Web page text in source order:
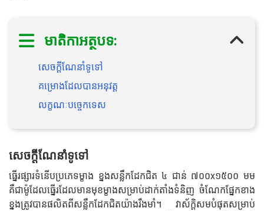
មាតិកាអត្ថបទ:
សេចក្តីណែនាំទូទៅ
គម្រោងដែលបានអនុវត្ត
លក្ខណៈបច្ចេកទេស
សេចក្តីណែនាំទូទៅ
ធ្នើរផ្សារទំនើបប្រភេទម្ខាង ខ្នងសន្លឹកដែកជិត ៤ ជាន់ ៧០០x១៥០០ មម
គឺជាម៉ូដែលធ្នើរដែលមានមុខម្ខាងសម្រាប់ដាក់តាំងទំនិញ ចំណែកផ្នែកខាង
ខ្នងត្រូវបានផលិតពីសន្លឹកដែកជិតយ៉ាងរឹងមាំ។ វាស័ក្តិសមបំផុតសម្រាប់